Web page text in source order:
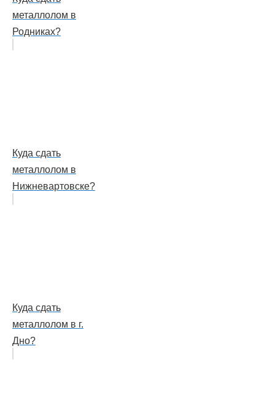
металлолом в
Родниках?
Куда сдать
металлолом в
Нижневартовске?
Куда сдать
металлолом в г.
Дно?